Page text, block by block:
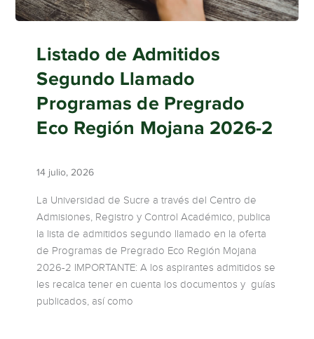
Listado de Admitidos
Segundo Llamado
Programas de Pregrado
Eco Región Mojana 2026-2
14 julio, 2026
La Universidad de Sucre a través del Centro de
Admisiones, Registro y Control Académico, publica
la lista de admitidos segundo llamado en la oferta
de Programas de Pregrado Eco Región Mojana
2026-2 IMPORTANTE: A los aspirantes admitidos se
les recalca tener en cuenta los documentos y guías
publicados, así como